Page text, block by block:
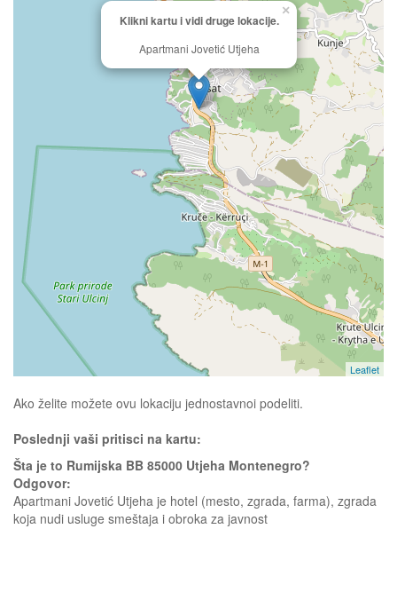
Klikni kartu i vidi druge lokacije.
Apartmani Jovetić Utjeha
×
Leaflet
Ako želite možete ovu lokaciju jednostavnoi podeliti.
Poslednji vaši pritisci na kartu:
Šta je to Rumijska BB 85000 Utjeha Montenegro?
Odgovor:
Apartmani Jovetić Utjeha je hotel (mesto, zgrada, farma), zgrada
koja nudi usluge smeštaja i obroka za javnost